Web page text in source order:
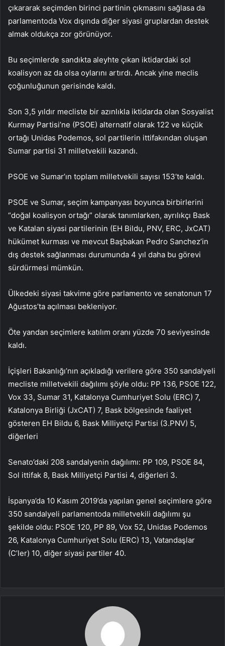
çıkararak seçimden birinci partinin çıkmasını sağlasa da
parlamentoda Vox dışında diğer siyasi gruplardan destek
almak oldukça zor görünüyor.
Bu seçimlerde sandıkta aleyhte çıkan iktidardaki sol
koalisyon az da olsa oylarını artırdı. Ancak yine meclis
çoğunluğunun gerisinde kaldı.
Son 3,5 yıldır mecliste bir azınlıkla iktidarda olan Sosyalist
Kurmay Partisi’ne (PSOE) alternatif olarak 122 ve küçük
ortağı Unidas Podemos, sol partilerin ittifakından oluşan
Sumar partisi 31 milletvekili kazandı.
PSOE ve Sumar’ın toplam milletvekili sayısı 153’te kaldı.
PSOE ve Sumar, seçim kampanyası boyunca birbirlerini
“doğal koalisyon ortağı” olarak tanımlarken, ayrılıkçı Bask
ve Katalan siyasi partilerinin (EH Bildu, PNV, ERC, JxCAT)
hükümet kurması ve mevcut Başbakan Pedro Sanchez’in
dış destek sağlanması durumunda 4 yıl daha bu görevi
sürdürmesi mümkün.
Ülkedeki siyasi takvime göre parlamento ve senatonun 17
Ağustos’ta açılması bekleniyor.
Öte yandan seçimlere katılım oranı yüzde 70 seviyesinde
kaldı.
İçişleri Bakanlığı’nın açıkladığı verilere göre 350 sandalyeli
mecliste milletvekili dağılımı şöyle oldu: PP 136, PSOE 122,
Vox 33, Sumar 31, Katalonya Cumhuriyet Solu (ERC) 7,
Katalonya Birliği (JxCAT) 7, Bask bölgesinde faaliyet
gösteren EH Bildu 6, Bask Milliyetçi Partisi (3.PNV) 5,
diğerleri
Senato’daki 208 sandalyenin dağılımı: PP 109, PSOE 84,
Sol ittifak 8, Bask Milliyetçi Partisi 4, diğerleri 3.
İspanya’da 10 Kasım 2019’da yapılan genel seçimlere göre
350 sandalyeli parlamentoda milletvekili dağılımı şu
şekilde oldu: PSOE 120, PP 89, Vox 52, Unidas Podemos
26, Katalonya Cumhuriyet Solu (ERC) 13, Vatandaşlar
(C’ler) 10, diğer siyasi partiler 40.